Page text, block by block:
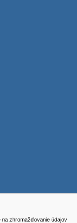
zhromažďovanie údajov